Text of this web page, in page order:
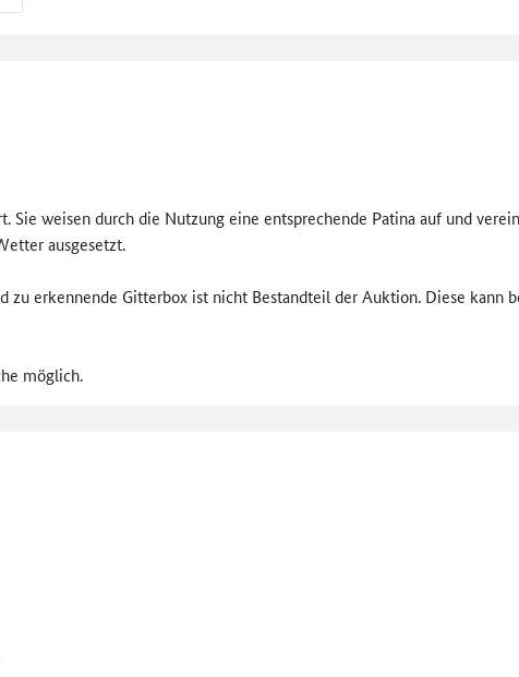
weisen durch die Nutzung eine entsprechende Patina auf und
ausgesetzt.
erkennende Gitterbox ist nicht Bestandteil der Auktion. Diese kann
möglich.